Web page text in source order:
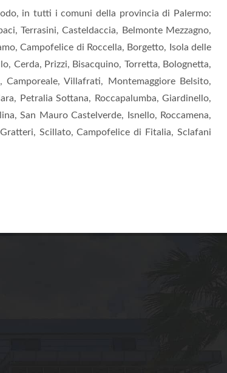
in tutti i comuni della provincia di Palermo:
Terrasini, Casteldaccia, Belmonte Mezzagno,
Campofelice di Roccella, Borgetto, Isola delle
Cerda, Prizzi, Bisacquino, Torretta, Bolognetta,
Camporeale, Villafrati, Montemaggiore Belsito,
Petralia Sottana, Roccapalumba, Giardinello,
San Mauro Castelverde, Isnello, Roccamena,
Scillato, Campofelice di Fitalia, Sclafani